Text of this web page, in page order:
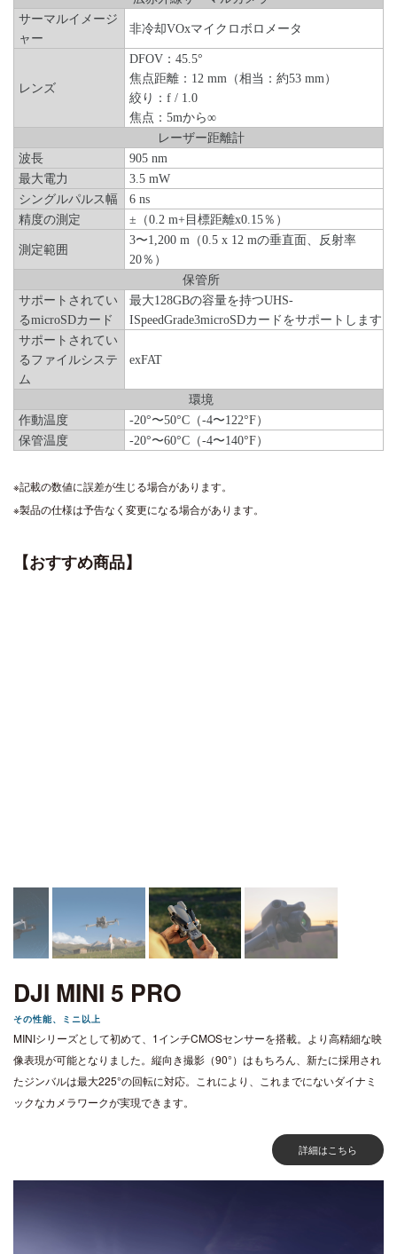
サーマルイメージ
ャー
非冷却VOxマイクロボロメータ
レンズ
DFOV：45.5°
焦点距離：12 mm（相当：約53 mm）
絞り：f / 1.0
焦点：5mから∞
レーザー距離計
波長
905 nm
最大電力
3.5 mW
シングルパルス幅
6 ns
精度の測定
±（0.2 m+目標距離x0.15％）
測定範囲
3〜1,200 m（0.5 x 12 mの垂直面、反射率
20％）
保管所
サポートされてい
るmicroSDカード
最大128GBの容量を持つUHS-
ISpeedGrade3microSDカードをサポートします
サポートされてい
るファイルシステ
ム
exFAT
環境
作動温度
-20°〜50°C（-4〜122°F）
保管温度
-20°〜60°C（-4〜140°F）
※記載の数値に誤差が生じる場合があります。
※製品の仕様は予告なく変更になる場合があります。
【おすすめ商品】
DJI MINI 5 PRO
その性能、ミニ以上
MINIシリーズとして初めて、1インチCMOSセンサーを搭載。より高精細な映
像表現が可能となりました。縦向き撮影（90°）はもちろん、新たに採用され
たジンバルは最大225°の回転に対応。これにより、これまでにないダイナミ
ックなカメラワークが実現できます。
詳細はこちら